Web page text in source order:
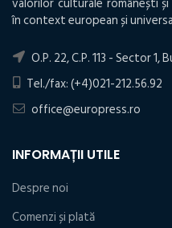
în context european și
O.P. 22, C.P. 113 - Sector 1,
Tel./fax: (+4)021-212.56.92
office@europress.ro
INFORMAȚII UTILE
Despre noi
Comenzi și plată